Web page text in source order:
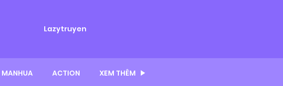
Lazytruyen
MANHUA ACTION XEM THÊM